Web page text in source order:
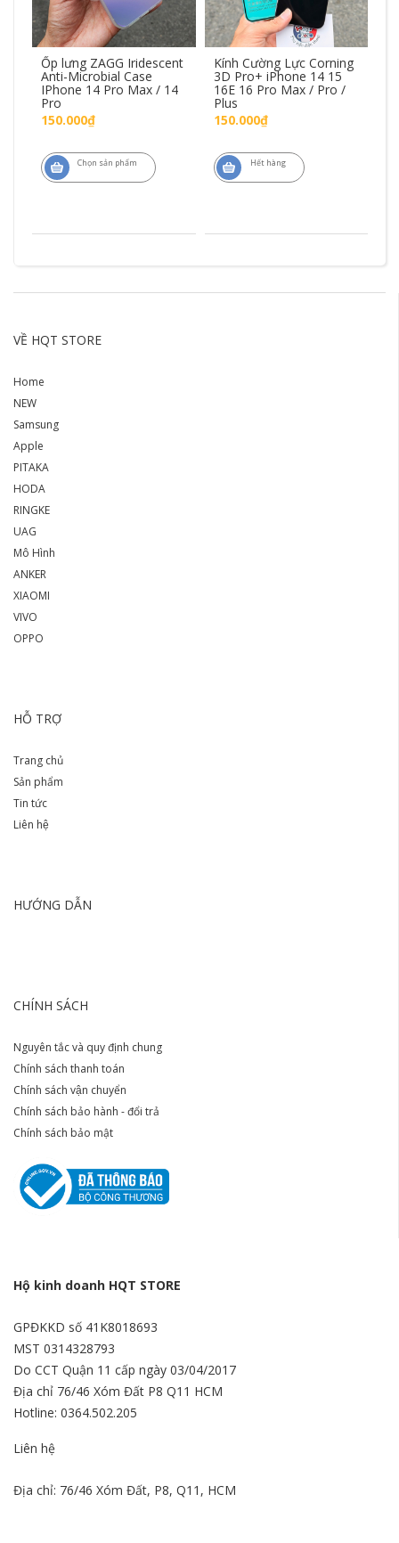
Ốp lưng ZAGG Iridescent
Anti-Microbial Case
IPhone 14 Pro Max / 14
Pro
150.000₫
Chọn sản phẩm
Kính Cường Lực Corning
3D Pro+ iPhone 14 15
16E 16 Pro Max / Pro /
Plus
150.000₫
Hết hàng
VỀ HQT STORE
Home
NEW
Samsung
Apple
PITAKA
HODA
RINGKE
UAG
Mô Hình
ANKER
XIAOMI
VIVO
OPPO
HỖ TRỢ
Trang chủ
Sản phẩm
Tin tức
Liên hệ
HƯỚNG DẪN
CHÍNH SÁCH
Nguyên tắc và quy định chung
Chính sách thanh toán
Chính sách vận chuyển
Chính sách bảo hành - đổi trả
Chính sách bảo mật
Hộ kinh doanh HQT STORE
GPĐKKD số 41K8018693
MST 0314328793
Do CCT Quận 11 cấp ngày 03/04/2017
Địa chỉ 76/46 Xóm Đất P8 Q11 HCM
Hotline: 0364.502.205
Liên hệ
Địa chỉ: 76/46 Xóm Đất, P8, Q11, HCM